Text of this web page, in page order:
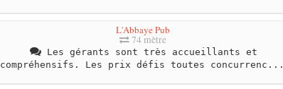
L'Abbaye Pub
74 mètre
Les gérants sont très accueillants et
compréhensifs. Les prix défis toutes concurrenc...